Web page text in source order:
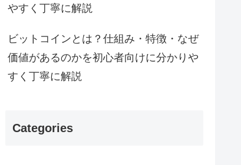
やすく丁寧に解説
ビットコインとは？仕組み・特徴・なぜ
価値があるのかを初心者向けに分かりや
すく丁寧に解説
Categories